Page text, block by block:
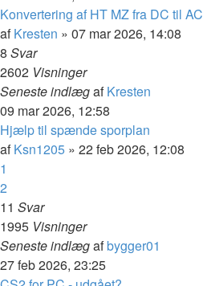
Konvertering af HT MZ fra DC til AC
afKresten » 07 mar 2026, 14:08
8 Svar
2602 Visninger
Seneste indlægafKresten
09 mar 2026, 12:58
Hjælp til spænde sporplan
afKsn1205 » 22 feb 2026, 12:08
1
2
11 Svar
1995 Visninger
Seneste indlægafbygger01
27 feb 2026, 23:25